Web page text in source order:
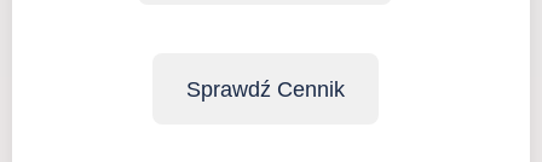
Sprawdź Cennik